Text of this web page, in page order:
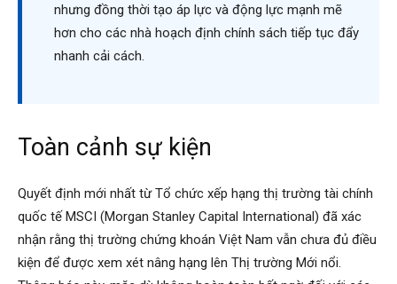
nhưng đồng thời tạo áp lực và động lực mạnh mẽ
hơn cho các nhà hoạch định chính sách tiếp tục đẩy
nhanh cải cách.
Toàn cảnh sự kiện
Quyết định mới nhất từ Tổ chức xếp hạng thị trường tài chính
quốc tế MSCI (Morgan Stanley Capital International) đã xác
nhận rằng thị trường chứng khoán Việt Nam vẫn chưa đủ điều
kiện để được xem xét nâng hạng lên Thị trường Mới nổi.